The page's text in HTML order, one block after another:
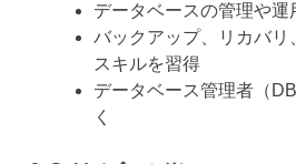
データベースの管理や運
バックアップ、リカバ
スキルを習得
データベース管理者（
く